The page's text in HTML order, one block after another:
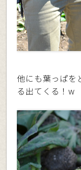
他にも葉っぱを
る出てくる！w